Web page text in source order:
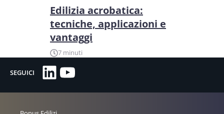
Edilizia acrobatica:
tecniche, applicazioni e
vantaggi
7 minuti
SEGUICI LinkedIn
YouTube